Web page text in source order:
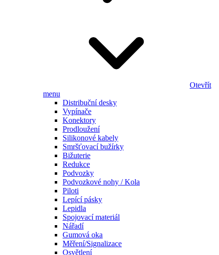
Otevřít
menu
Distribuční desky
Vypínače
Konektory
Prodloužení
Silikonové kabely
Smršťovací bužírky
Bižuterie
Redukce
Podvozky
Podvozkové nohy / Kola
Piloti
Lepící pásky
Lepidla
Spojovací materiál
Nářadí
Gumová oka
Měření/Signalizace
Osvětlení